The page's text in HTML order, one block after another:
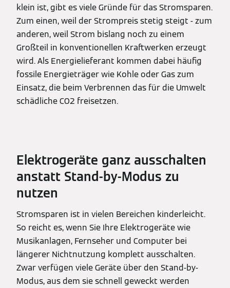
klein ist, gibt es viele Gründe für das Stromsparen.
Zum einen, weil der Strompreis stetig steigt - zum
anderen, weil Strom bislang noch zu einem
Großteil in konventionellen Kraftwerken erzeugt
wird. Als Energielieferant kommen dabei häufig
fossile Energieträger wie Kohle oder Gas zum
Einsatz, die beim Verbrennen das für die Umwelt
schädliche CO2 freisetzen.
Elektrogeräte ganz ausschalten
anstatt Stand-by-Modus zu
nutzen
Stromsparen ist in vielen Bereichen kinderleicht.
So reicht es, wenn Sie Ihre Elektrogeräte wie
Musikanlagen, Fernseher und Computer bei
längerer Nichtnutzung komplett ausschalten.
Zwar verfügen viele Geräte über den Stand-by-
Modus, aus dem sie schnell geweckt werden